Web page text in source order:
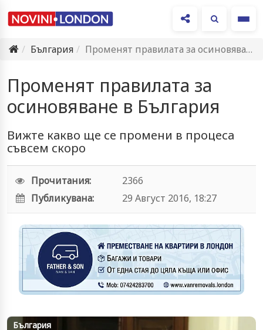
България
Променят правилата за осиновяване в България
Променят правилата за
осиновяване в България
Вижте какво ще се промени в процеса
съвсем скоро
Прочитания:
2366
Публикувана:
29 Август 2016, 18:27
България